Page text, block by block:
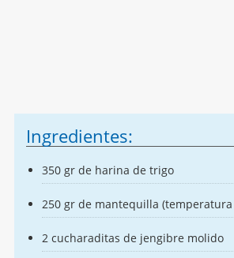
Ingredientes:
350 gr de harina de trigo
250 gr de mantequilla
2 cucharaditas de jengibre molido